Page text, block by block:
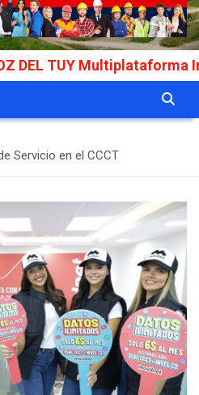
TUY Multiplataforma
Servicio en el CCCT